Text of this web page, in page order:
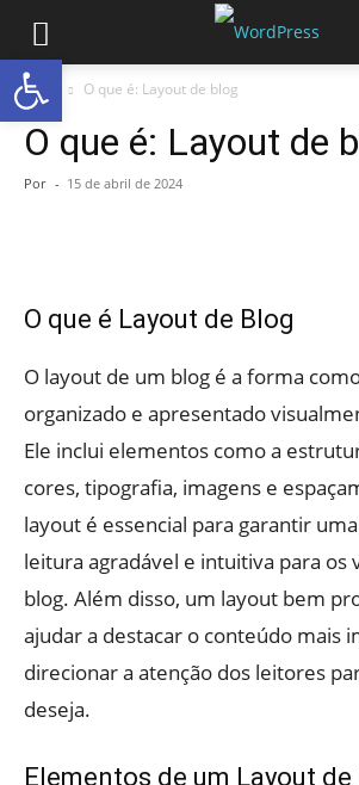
Início O que é: Layout de blog
O que é: Layout de
Por - 15 de abril de 2024
O que é Layout de Blog
O layout de um blog é a forma
organizado e apresentado
Ele inclui elementos como a
cores, tipografia, imagens e
layout é essencial para garantir
leitura agradável e intuitiva para os
blog. Além disso, um layout bem
ajudar a destacar o conteúdo mais
direcionar a atenção dos leitores
deseja.
Elementos de um Layout de
Abrir a barra de ferramentas